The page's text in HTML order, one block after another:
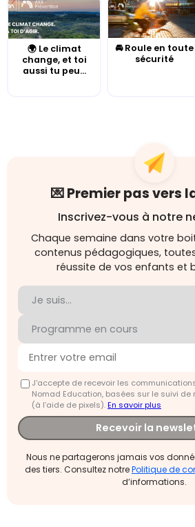
🌍 Le climat
change, et toi
aussi tu peu...
🚘 Roule en toute
sécurité
💌 Premier pas vers
Inscrivez-vous à notre
Chaque semaine dans votre
contenus pédagogiques,
réussite de vos enfants et
J'accepte de recevoir les
Nomad Education, basées sur le suivi
(à l’aide de pixels).En savoir plus
Recevoir la
Nous ne partagerons jamais vos
des tiers. Consultez notrePolitique de
d’informations.